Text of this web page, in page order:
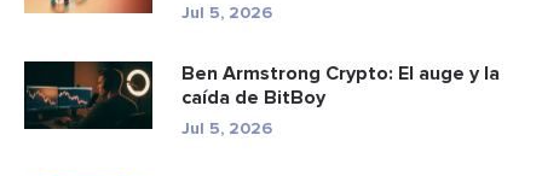
Jul 5, 2026
Ben Armstrong Crypto: El auge y la
caída de BitBoy
Jul 5, 2026